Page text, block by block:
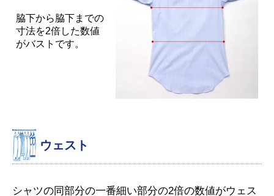
脇下から脇下までの
寸法を2倍した数値
がバストです。
ウェスト
シャツの同部分の一番細い部分の2倍の数値がウェス